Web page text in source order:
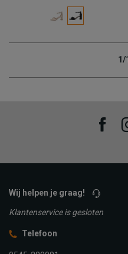
1/
Wij helpen je graag!
Klantenservice is gesloten
Telefoon